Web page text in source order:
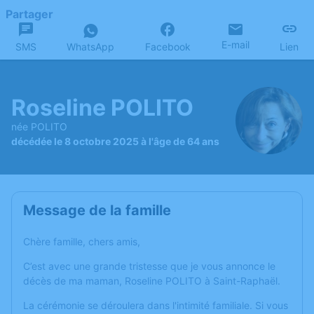
Partager
SMS WhatsApp Facebook E-mail Lien
Roseline POLITO
née POLITO
décédée le 8 octobre 2025 à l'âge de 64 ans
Message de la famille
Chère famille, chers amis,
C’est avec une grande tristesse que je vous annonce le
décès de ma maman, Roseline POLITO à Saint-Raphaël.
La cérémonie se déroulera dans l'intimité familiale. Si vous